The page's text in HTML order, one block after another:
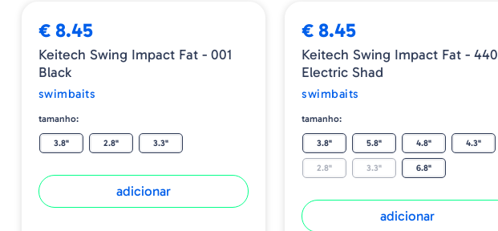
€ 8.45
Keitech Swing Impact Fat - 001
Black
swimbaits
tamanho:
3.8" 2.8" 3.3"
adicionar
€ 8.45
Keitech Swing Impact Fat - 440
Electric Shad
swimbaits
tamanho:
3.8" 5.8" 4.8" 4.3"
2.8" 3.3" 6.8"
adicionar